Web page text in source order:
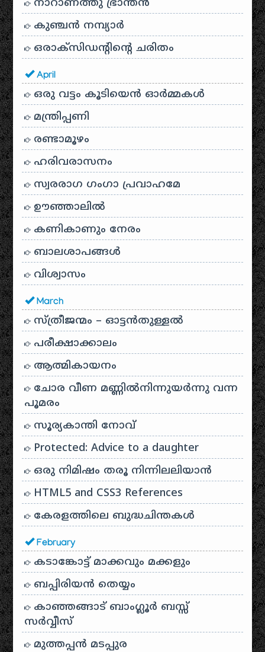
നാറാണത്തു ഭ്രാന്തൻ
കുഞ്ചൻ നമ്പ്യാർ
ഒരാക്സിഡന്റിന്റെ ചരിതം
April
ഒരു വട്ടം കൂടിയെന്‍ ഓര്‍മ്മകള്‍
മന്ത്രിപ്പണി
രണ്ടാമൂഴം
ഹരിവരാസനം
സ്വരരാഗ ഗംഗാ പ്രവാഹമേ
ഊഞ്ഞാലില്‍
കണികാണും നേരം
ബാലശാപങ്ങള്‍
വിശ്വാസം
March
സ്ത്രീജന്മം – ഓട്ടൻതുള്ളൽ
പരീക്ഷാക്കാലം
ആത്മികായനം
ചോര വീണ മണ്ണിൽനിന്നുയർന്നു വന്ന
പൂമരം
സൂര്യകാന്തി നോവ്‌
Protected: Advice to a daughter
ഒരു നിമിഷം തരൂ നിന്നിലലിയാന്‍
HTML5 and CSS3 References
കേരളത്തിലെ ബുദ്ധചിന്തകൾ
February
കടാങ്കോട്ട് മാക്കവും മക്കളും
ബപ്പിരിയൻ തെയ്യം
കാഞ്ഞങ്ങാട് ബാംഗ്ലൂർ ബസ്സ്
സർവ്വീസ്
മുത്തപ്പൻ മടപ്പുര